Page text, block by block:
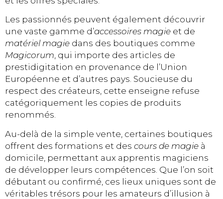
Les passionnés peuvent également découvrir
une vaste gamme d’accessoires magie et de
matériel magie dans des boutiques comme
Magicorum, qui importe des articles de
prestidigitation en provenance de l’Union
Européenne et d’autres pays. Soucieuse du
respect des créateurs, cette enseigne refuse
catégoriquement les copies de produits
renommés.
Au-delà de la simple vente, certaines boutiques
offrent des formations et des cours de magie à
domicile, permettant aux apprentis magiciens
de développer leurs compétences. Que l’on soit
débutant ou confirmé, ces lieux uniques sont de
véritables trésors pour les amateurs d’illusion à